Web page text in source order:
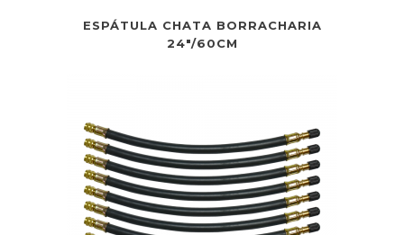
ESPÁTULA CHATA BORRACHARIA
24″/60CM